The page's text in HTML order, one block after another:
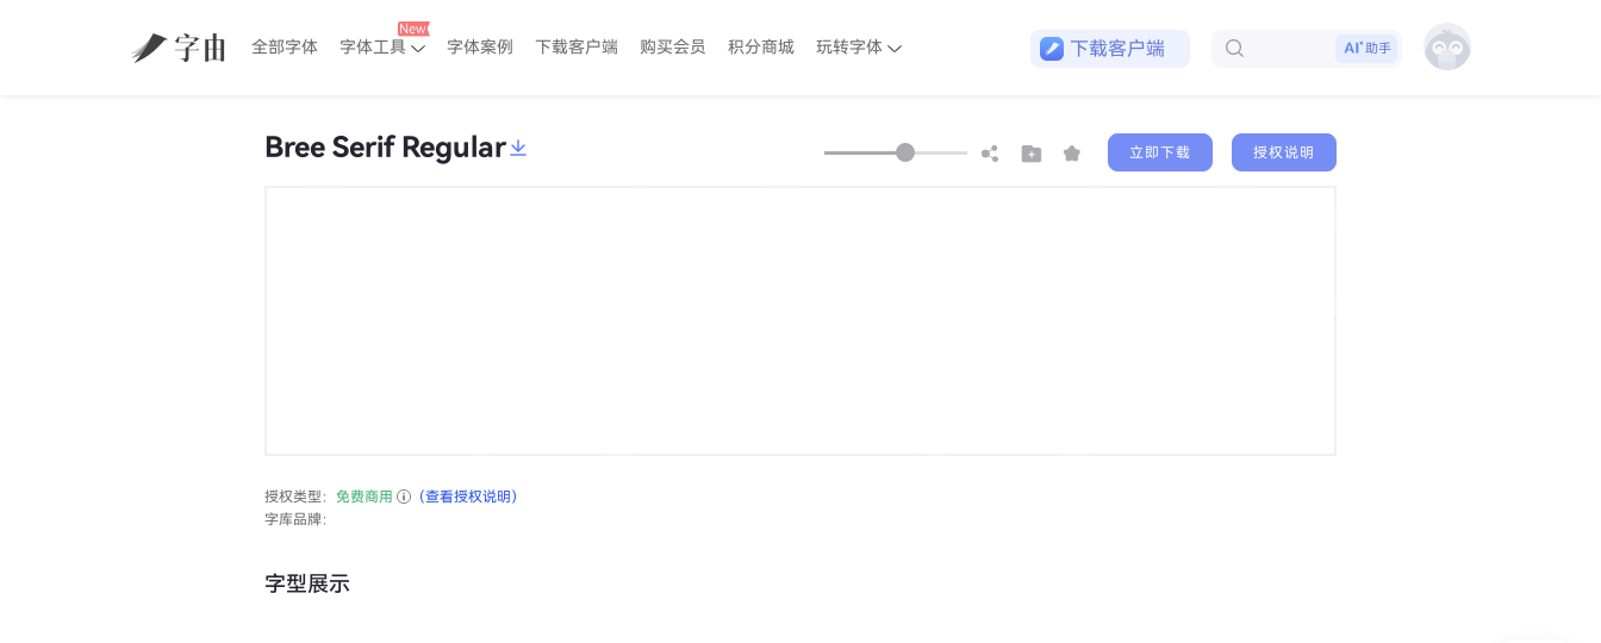
全部字体 字体工具 字体案例 下载客户端 购买会员 积分商城 玩转字体
下载客户端
助手
Bree Serif Regular 立即下载 授权说明
授权类型： 免费商用
（查看授权说明）
字库品牌：
字型展示